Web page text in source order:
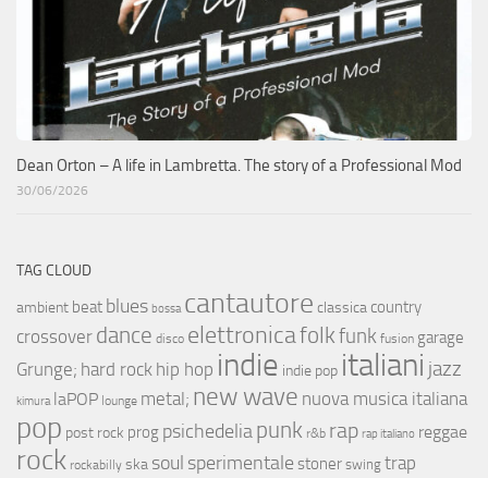
Dean Orton – A life in Lambretta. The story of a Professional Mod
30/06/2026
TAG CLOUD
ambient beat blues bossa cantautore classica country
crossover dance disco elettronicafolkfunk fusion garage
Grunge; hard rock hip hop indie indie pop italiani jazz
kimura laPOP lounge metal; new wave nuova musica italiana
pop post rock prog psichedeliapunk r&b rap rap italiano reggae
rock rockabilly ska soul sperimentale stoner swing trap